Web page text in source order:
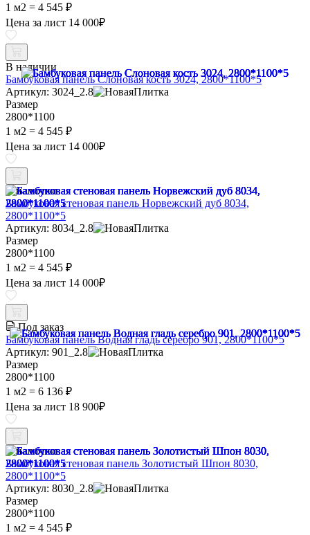
1 м2 = 4 545 ₽
Цена за лист 14 000₽
В наличии
Бамбуковая панель Слоновая кость 3024, 2800*1100*5
Артикул: 3024_2.8
Размер
2800*1100
1 м2 = 4 545 ₽
Цена за лист 14 000₽
В наличии
Бамбуковая стеновая панель Норвежский дуб 8034,
2800*1100*5
Артикул: 8034_2.8
Размер
2800*1100
1 м2 = 4 545 ₽
Цена за лист 14 000₽
Под заказ
Бамбуковая панель Водная гладь серебро 901, 2800*1100*5
Артикул: 901_2.8
Размер
2800*1100
1 м2 = 6 136 ₽
Цена за лист 18 900₽
В наличии
Бамбуковая стеновая панель Золотистый Шпон 8030,
2800*1100*5
Артикул: 8030_2.8
Размер
2800*1100
1 м2 = 4 545 ₽